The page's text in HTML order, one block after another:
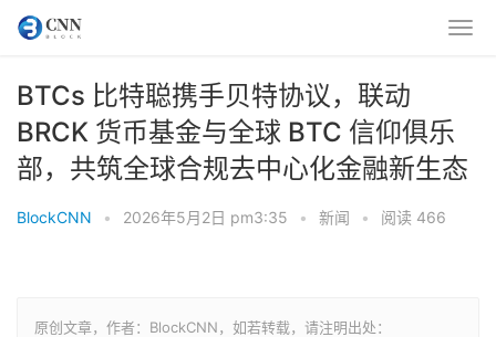
BTCs 比特聪携手贝特协议，联动
BRCK 货币基金与全球 BTC 信仰俱乐
部，共筑全球合规去中心化金融新生态
BlockCNN • 2026年5月2日 pm3:35 • 新闻 • 阅读 466
原创文章，作者：BlockCNN，如若转载，请注明出处：